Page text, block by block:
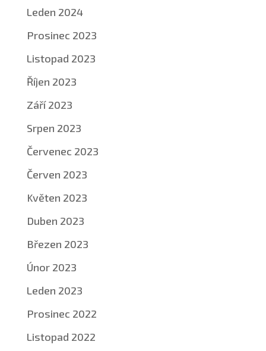
Leden 2024
Prosinec 2023
Listopad 2023
Říjen 2023
Září 2023
Srpen 2023
Červenec 2023
Červen 2023
Květen 2023
Duben 2023
Březen 2023
Únor 2023
Leden 2023
Prosinec 2022
Listopad 2022